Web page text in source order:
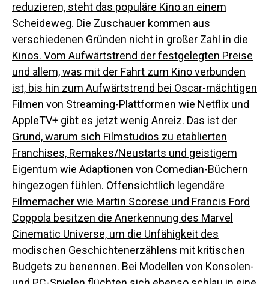
reduzieren, steht das populäre Kino an einem
Scheideweg. Die Zuschauer kommen aus
verschiedenen Gründen nicht in großer Zahl in die
Kinos. Vom Aufwärtstrend der festgelegten Preise
und allem, was mit der Fahrt zum Kino verbunden
ist, bis hin zum Aufwärtstrend bei Oscar-mächtigen
Filmen von Streaming-Plattformen wie Netflix und
AppleTV+ gibt es jetzt wenig Anreiz. Das ist der
Grund, warum sich Filmstudios zu etablierten
Franchises, Remakes/Neustarts und geistigem
Eigentum wie Adaptionen von Comedian-Büchern
hingezogen fühlen. Offensichtlich legendäre
Filmemacher wie Martin Scorese und Francis Ford
Coppola besitzen die Anerkennung des Marvel
Cinematic Universe, um die Unfähigkeit des
modischen Geschichtenerzählens mit kritischen
Budgets zu benennen. Bei Modellen von Konsolen-